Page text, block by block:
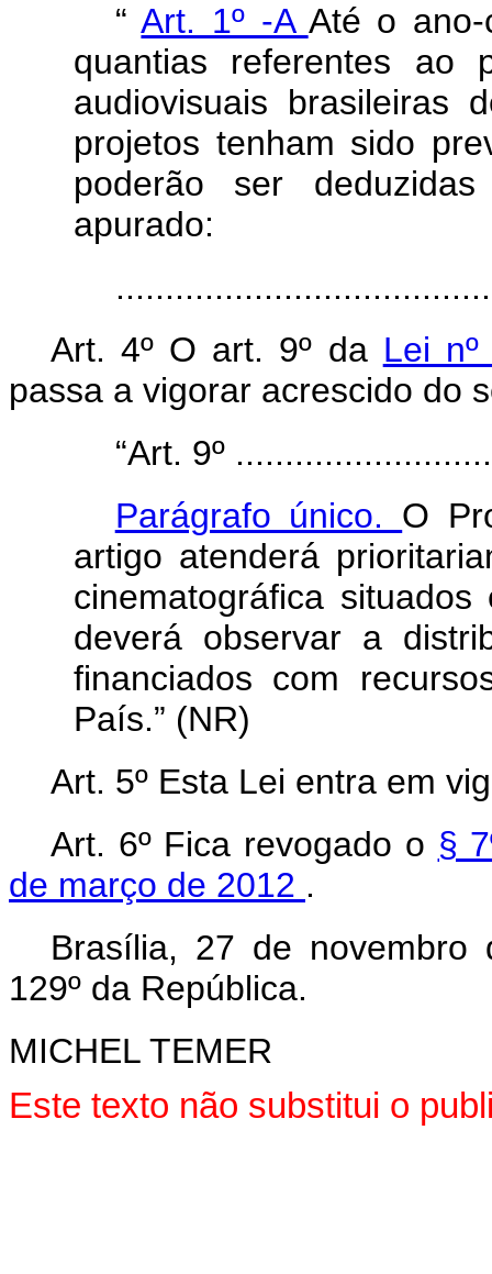
“Art. 1º -A Até o
quantias referentes ao
audiovisuais brasileiras
projetos tenham sido
poderão ser
apurado:
Art. 4º O art. 9º da Lei
passa a vigorar acrescido do
“Art. 9º
Parágrafo único. O
artigo atenderá
cinematográfica
deverá observar a
financiados com
País.” (NR)
Art. 5º Esta Lei entra em
Art. 6º Fica revogado o §
de março de 2012 .
Brasília, 27 de novembro
129º da República.
MICHEL TEMER
Este texto não substitui o